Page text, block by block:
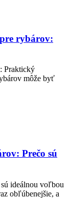
rybárov:
Praktický
môže byť
Prečo sú
ideálnou voľbou
obľúbenejšie, a